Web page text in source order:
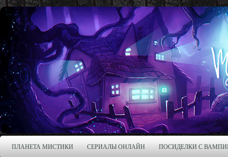
ПЛАНЕТА МИСТИКИ СЕРИАЛЫ ОНЛАЙН ПОСИДЕЛКИ С